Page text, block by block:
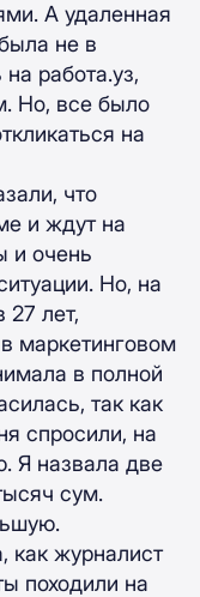
А удаленная
не в
работа.уз,
Но, все было
на
что
и ждут на
и очень
Но, на
27 лет,
маркетинговом
в полной
так как
спросили, на
Я назвала две
сум.
как журналист
походили на